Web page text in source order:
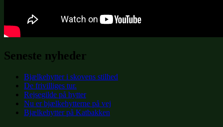
Seneste nyheder
Bjælkehytter i skovens stilhed
De frivilliges tur.
Rejsegilde på hytter
Nu er bjælkehytterne på vej
Bjælkehytter på Katbakken